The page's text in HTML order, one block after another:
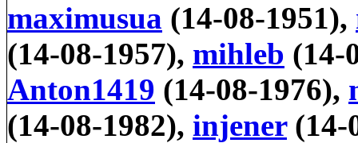
maximusua (14-08-1951),
(14-08-1957), mihleb (14-
Anton1419 (14-08-1976),
(14-08-1982), injener(14-